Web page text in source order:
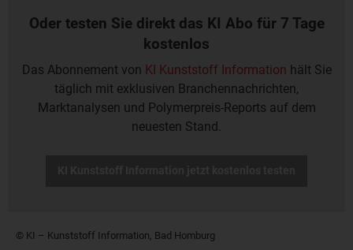
Oder testen Sie direkt das KI Abo für 7 Tage
kostenlos
Das Abonnement von KI Kunststoff Information hält Sie
täglich mit exklusiven Branchennachrichten,
Marktanalysen und Polymerpreis-Reports auf dem
neuesten Stand.
© KI – Kunststoff Information, Bad Homburg